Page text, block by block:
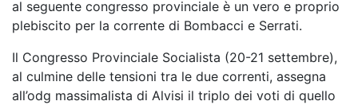
al seguente congresso provinciale è un vero e proprio
plebiscito per la corrente di Bombacci e Serrati.
Il Congresso Provinciale Socialista (20-21 settembre),
al culmine delle tensioni tra le due correnti, assegna
all’odg massimalista di Alvisi il triplo dei voti di quello